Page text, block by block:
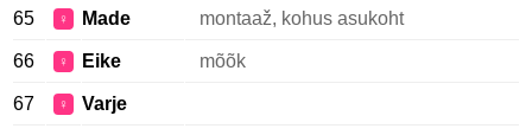
65 ♀ Made montaaž, kohus asukoht
66 ♀ Eike mõõk
67 ♀ Varje